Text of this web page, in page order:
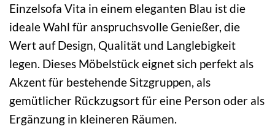
Einzelsofa Vita in einem eleganten Blau ist die
ideale Wahl für anspruchsvolle Genießer, die
Wert auf Design, Qualität und Langlebigkeit
legen. Dieses Möbelstück eignet sich perfekt als
Akzent für bestehende Sitzgruppen, als
gemütlicher Rückzugsort für eine Person oder als
Ergänzung in kleineren Räumen.